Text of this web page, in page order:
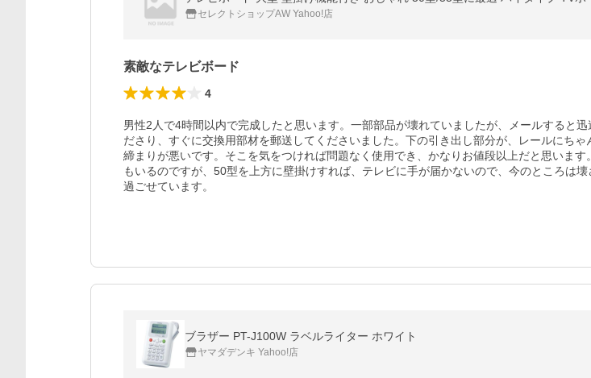
セレクトショップAW Yahoo!店
素敵なテレビボード
4
男性2人で4時間以内で完成したと思います。一部部品が壊れていましたが、メールすると迅
ださり、すぐに交換用部材を郵送してくださいました。下の引き出し部分が、レールにちゃ
締まりが悪いです。そこを気をつければ問題なく使用でき、かなりお値段以上だと思います
もいるのですが、50型を上方に壁掛けすれば、テレビに手が届かないので、今のところは壊
過ごせています。
ブラザー PT-J100W ラベルライター ホワイト
ヤマダデンキ Yahoo!店